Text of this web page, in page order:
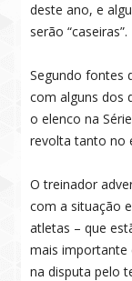
deste ano, e
serão “caseiras”.
Segundo fontes
com alguns dos
o elenco na
revolta tanto no
O treinador
com a situação
atletas – que
mais importante
na disputa pelo